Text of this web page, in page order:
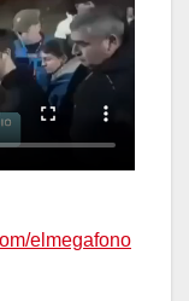
elmegafono